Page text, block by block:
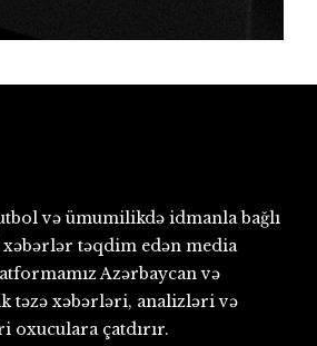
və ümumilikdə idmanla bağlı
təqdim edən media
Azərbaycan və
təzə xəbərləri, analizləri və
oxuculara çatdırır.